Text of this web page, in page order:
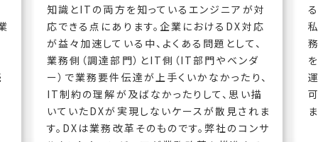
知識とITの両方を知っているエンジニアが対
応できる点にあります。企業におけるDX対応
が益々加速している中、よくある問題として、
業務側（調達部門）とIT側（IT部門やベンダ
ー）で業務要件伝達が上手くいかなかったり、
IT制約の理解が及ばなかったりして、思い描
いていたDXが実現しないケースが散見されま
す。DXは業務改革そのものです。弊社のコンサ